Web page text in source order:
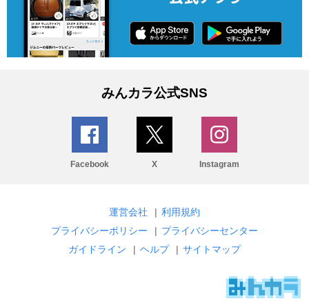
みんカラ公式SNS
Facebook X Instagram
運営会社 | 利用規約
プライバシーポリシー
| プライバシーセンター
ガイドライン
| ヘルプ | サイトマップ